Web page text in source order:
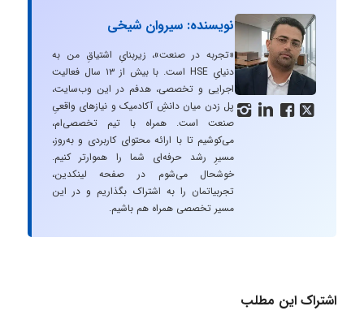
   
نویسنده: سیروان شیخی
«تجربه در صنعت»، زیربنایِ اشتیاقِ من به
دنیایِ HSE است. با بیش از ۱۳ سال فعالیت
اجرایی و تخصصی، هدفم در این وب‌سایت،
پل زدن میان دانشِ آکادمیک و نیازهای واقعیِ
صنعت است. همراه با تیم تخصصی‌ام،
می‌کوشیم تا با ارائه محتوای کاربردی و به‌روز،
مسیرِ رشد حرفه‌ای شما را هموارتر کنیم.
خوشحال می‌شوم در صفحه لینکدین،
تجربیاتمان را به اشتراک بگذاریم و در این
مسیر تخصصی همراه هم باشیم.
اشتراک این مطلب